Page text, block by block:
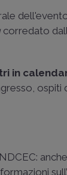
corredato
in
ospiti